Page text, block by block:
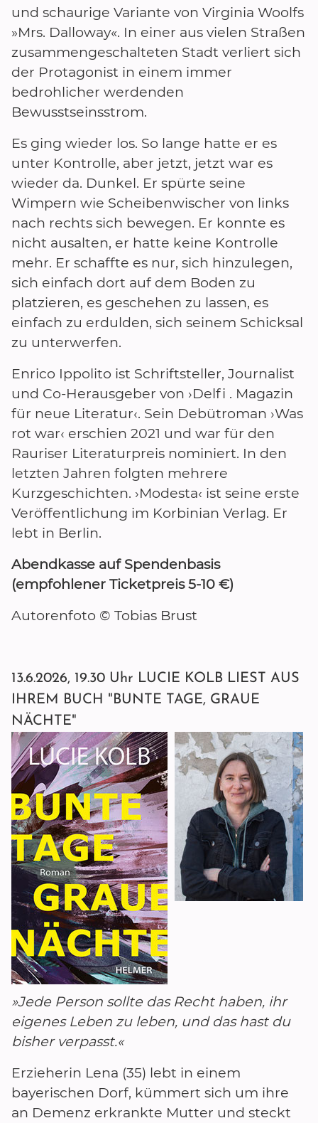
und schaurige Variante von Virginia Woolfs
»Mrs. Dalloway«. In einer aus vielen Straßen
zusammengeschalteten Stadt verliert sich
der Protagonist in einem immer
bedrohlicher werdenden
Bewusstseinsstrom.
Es ging wieder los. So lange hatte er es
unter Kontrolle, aber jetzt, jetzt war es
wieder da. Dunkel. Er spürte seine
Wimpern wie Scheibenwischer von links
nach rechts sich bewegen. Er konnte es
nicht ausalten, er hatte keine Kontrolle
mehr. Er schaffte es nur, sich hinzulegen,
sich einfach dort auf dem Boden zu
platzieren, es geschehen zu lassen, es
einfach zu erdulden, sich seinem Schicksal
zu unterwerfen.
Enrico Ippolito ist Schriftsteller, Journalist
und Co-Herausgeber von ›Delfi . Magazin
für neue Literatur‹. Sein Debütroman ›Was
rot war‹ erschien 2021 und war für den
Rauriser Literaturpreis nominiert. In den
letzten Jahren folgten mehrere
Kurzgeschichten. ›Modesta‹ ist seine erste
Veröffentlichung im Korbinian Verlag. Er
lebt in Berlin.
Abendkasse auf Spendenbasis
(empfohlener Ticketpreis 5-10 €)
Autorenfoto © Tobias Brust
13.6.2026, 19.30 Uhr LUCIE KOLB LIEST AUS
IHREM BUCH "BUNTE TAGE, GRAUE
NÄCHTE"
»Jede Person sollte das Recht haben, ihr
eigenes Leben zu leben, und das hast du
bisher verpasst.«
Erzieherin Lena (35) lebt in einem
bayerischen Dorf, kümmert sich um ihre
an Demenz erkrankte Mutter und steckt